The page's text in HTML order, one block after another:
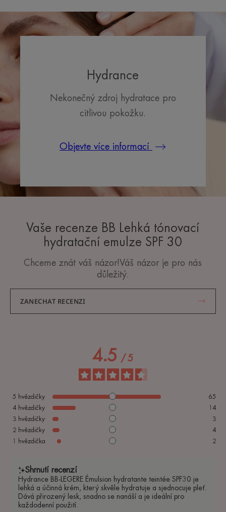
Hydrance
Nekonečný zdroj hydratace pro
citlivou pokožku.
Objevte více informací
Vaše recenze BB Lehká tónovací
hydratační emulze SPF 30
Chceme znát váš názor!Váš názor je pro nás
důležitý.
ZANECHAT RECENZI
4.5 / 5
5 hvězdičky
65
4 hvězdičky
14
3 hvězdičky
3
2 hvězdičky
4
hvězdička 2
Shrnutí recenzí
Hydrance BB-LEGERE Émulsion hydratante teintée SPF30 je
lehká a účinná krém, který skvěle hydratuje a sjednocuje pleť.
Dává přirozený lesk, snadno se nanáší a je ideální pro
každodenní použití.